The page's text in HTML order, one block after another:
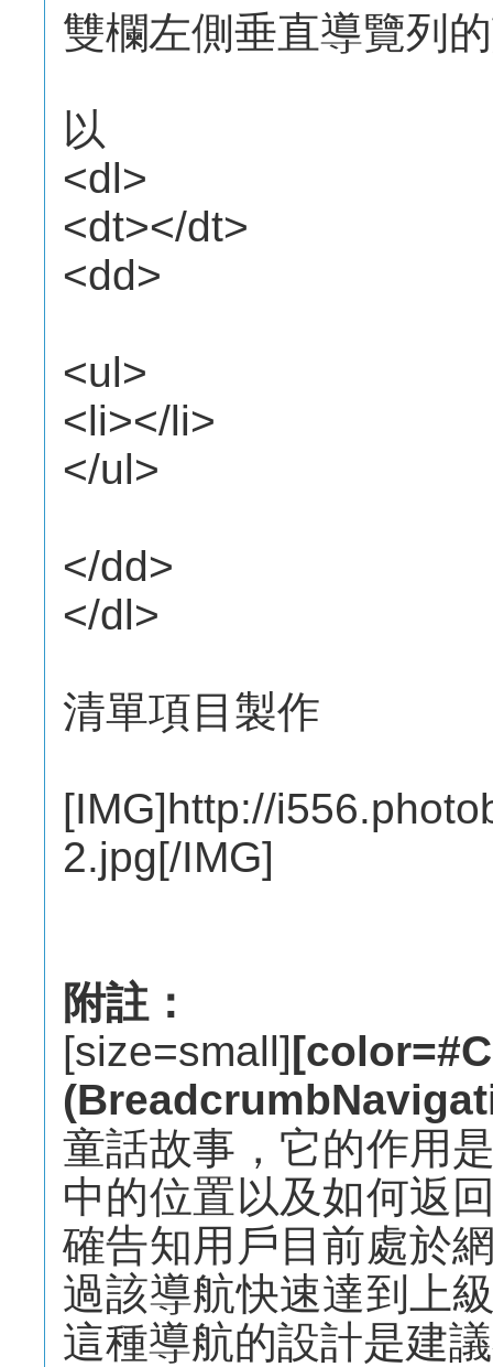
雙欄左側垂直導覽列
以
<dl>
<dt></dt>
<dd>
<ul>
<li></li>
</ul>
</dd>
</dl>
清單項目製作
[IMG]http://
2.jpg[/IMG]
附註：
[size=small]
童話故事，它的作用
中的位置以及如何返
確告知用戶目前處於
過該導航快速達到上
這種導航的設計是建